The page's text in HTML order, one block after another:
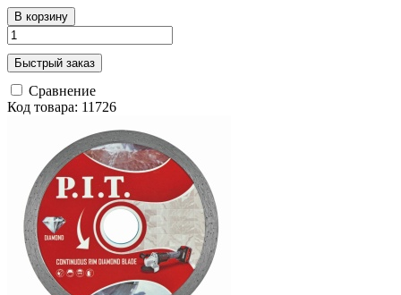
В корзину
Быстрый заказ
Сравнение
Код товара: 11726